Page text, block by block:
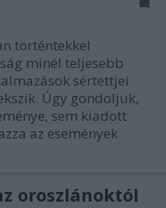
történtekkel
minél teljesebb
sértettjei
Úgy gondoljuk,
sem kiadott
az események
oroszlánoktól